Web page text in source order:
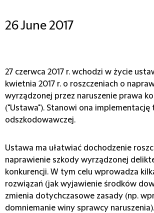
26 June 2017
27 czerwca 2017 r. wchodzi w życie
kwietnia 2017 r. o roszczeniach o
wyrządzonej przez naruszenie prawa
("Ustawa"). Stanowi ona
odszkodowawczej.
Ustawa ma ułatwiać dochodzenie
naprawienie szkody wyrządzonej
konkurencji. W tym celu wprowadza
rozwiązań (jak wyjawienie środków
zmienia dotychczasowe zasady (np.
domniemanie winy sprawcy